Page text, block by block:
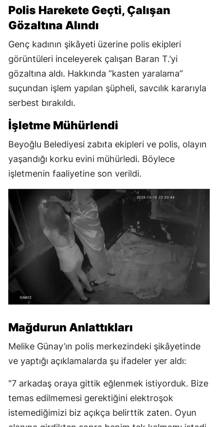
Polis Harekete Geçti, Çalışan
Gözaltına Alındı
Genç kadının şikâyeti üzerine polis ekipleri
görüntüleri inceleyerek çalışan Baran T.’yi
gözaltına aldı. Hakkında “kasten yaralama”
suçundan işlem yapılan şüpheli, savcılık kararıyla
serbest bırakıldı.
İşletme Mühürlendi
Beyoğlu Belediyesi zabıta ekipleri ve polis, olayın
yaşandığı korku evini mühürledi. Böylece
işletmenin faaliyetine son verildi.
Mağdurun Anlattıkları
Melike Günay’ın polis merkezindeki şikâyetinde
ve yaptığı açıklamalarda şu ifadeler yer aldı:
"7 arkadaş oraya gittik eğlenmek istiyorduk. Bize
temas edilmemesi gerektiğini elektroşok
istemediğimizi biz açıkça belirttik zaten. Oyun